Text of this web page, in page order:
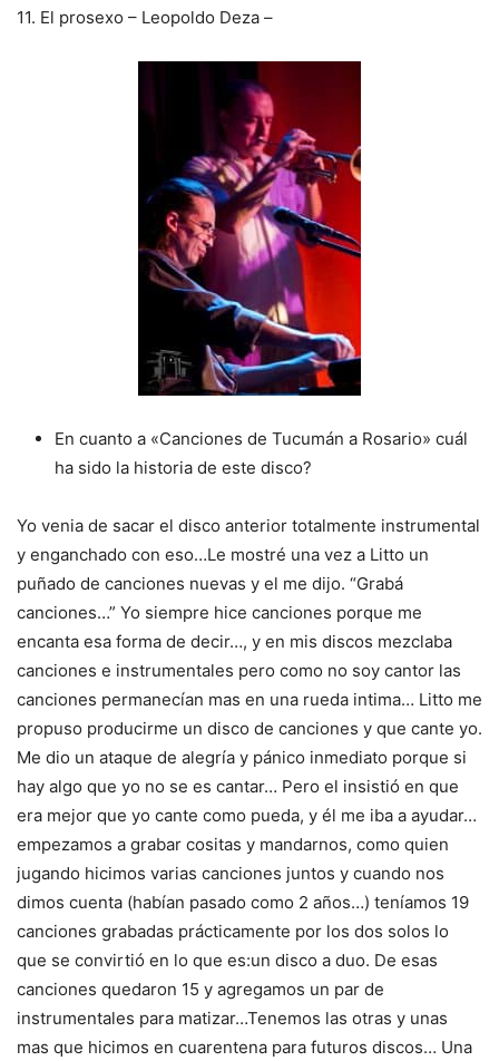
11. El prosexo – Leopoldo Deza –
En cuanto a «Canciones de Tucumán a Rosario» cuál
ha sido la historia de este disco?
Yo venia de sacar el disco anterior totalmente instrumental
y enganchado con eso…Le mostré una vez a Litto un
puñado de canciones nuevas y el me dijo. “Grabá
canciones…” Yo siempre hice canciones porque me
encanta esa forma de decir…, y en mis discos mezclaba
canciones e instrumentales pero como no soy cantor las
canciones permanecían mas en una rueda intima… Litto me
propuso producirme un disco de canciones y que cante yo.
Me dio un ataque de alegría y pánico inmediato porque si
hay algo que yo no se es cantar… Pero el insistió en que
era mejor que yo cante como pueda, y él me iba a ayudar…
empezamos a grabar cositas y mandarnos, como quien
jugando hicimos varias canciones juntos y cuando nos
dimos cuenta (habían pasado como 2 años…) teníamos 19
canciones grabadas prácticamente por los dos solos lo
que se convirtió en lo que es:un disco a duo. De esas
canciones quedaron 15 y agregamos un par de
instrumentales para matizar…Tenemos las otras y unas
mas que hicimos en cuarentena para futuros discos… Una